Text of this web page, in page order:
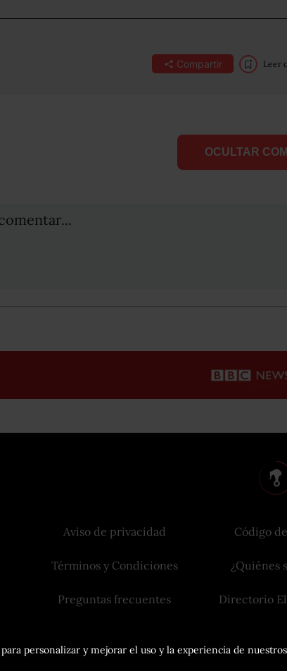
Compartir Leer
OCULTAR
personalizar y mejorar el uso y la experiencia de
Aviso de privacidad
Términos y Condiciones
Preguntas frecuentes
Código
¿Quiénes
Directorio El